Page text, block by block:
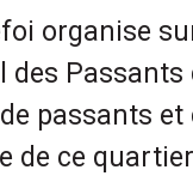
organise
des
passants
de ce